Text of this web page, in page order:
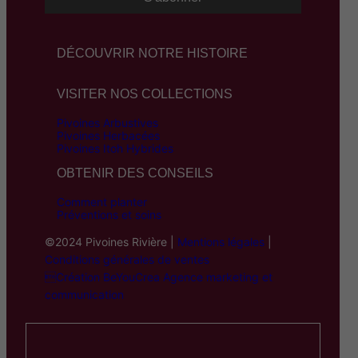
DÉCOUVRIR NOTRE HISTOIRE
VISITER NOS COLLECTIONS
Pivoines Arbustives
Pivoines Herbacées
Pivoines Itoh Hybrides
OBTENIR DES CONSEILS
Comment planter
Préventions et soins
©2024 Pivoines Rivière | Mentions légales
Conditions générales de ventes
Création BeYouCrea Agence marketing et
communication